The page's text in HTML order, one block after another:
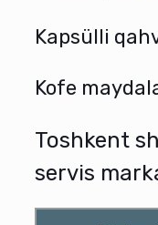
Kapsülli
Kofe
Toshkent
servis